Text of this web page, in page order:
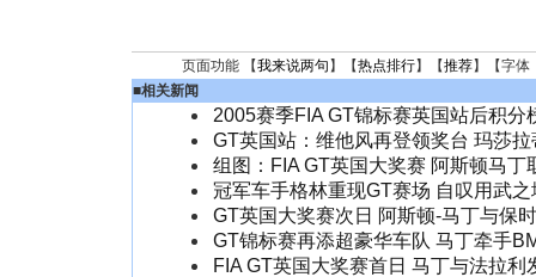
页面功能 【我来说两句 】【热点排行】【推荐】【字体
■相关新闻
2005赛季FIA GT锦标赛英国站后积分
GT英国站：维他风再登领奖台 玛莎
组图：FIA GT英国大奖赛 阿斯顿马丁
冠军车手格林重现GT赛场 自叹用武
GT英国大奖赛次日 阿斯顿-马丁与保
GT锦标赛再添超豪华车队 马丁牵手
FIA GT英国大奖赛首日 马丁与法拉利